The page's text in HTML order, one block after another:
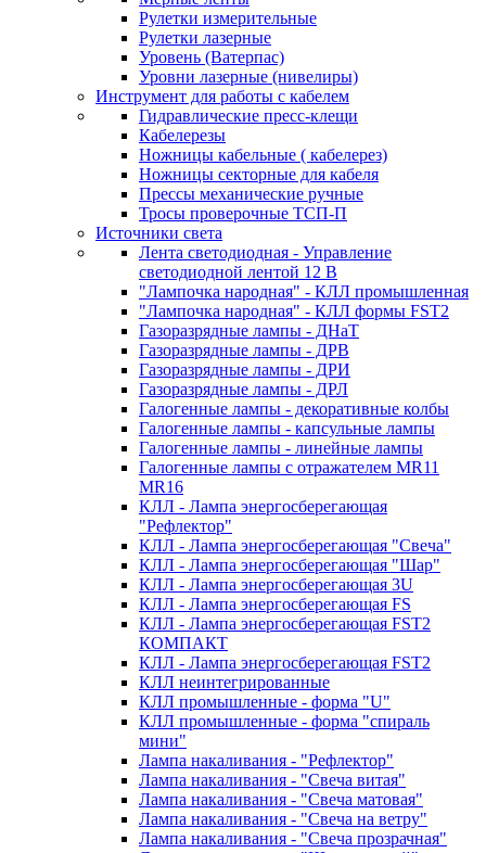
Рулетки измерительные
Рулетки лазерные
Уровень (Ватерпас)
Уровни лазерные (нивелиры)
Инструмент для работы с кабелем
Гидравлические пресс-клещи
Кабелерезы
Ножницы кабельные ( кабелерез)
Ножницы секторные для кабеля
Прессы механические ручные
Тросы проверочные ТСП-П
Источники света
Лента светодиодная - Управление
светодиодной лентой 12 В
"Лампочка народная" - КЛЛ промышленная
"Лампочка народная" - КЛЛ формы FST2
Газоразрядные лампы - ДНаТ
Газоразрядные лампы - ДРВ
Газоразрядные лампы - ДРИ
Газоразрядные лампы - ДРЛ
Галогенные лампы - декоративные колбы
Галогенные лампы - капсульные лампы
Галогенные лампы - линейные лампы
Галогенные лампы с отражателем MR11
MR16
КЛЛ - Лампа энергосберегающая
"Рефлектор"
КЛЛ - Лампа энергосберегающая "Свеча"
КЛЛ - Лампа энергосберегающая "Шар"
КЛЛ - Лампа энергосберегающая 3U
КЛЛ - Лампа энергосберегающая FS
КЛЛ - Лампа энергосберегающая FST2
КОМПАКТ
КЛЛ - Лампа энергосберегающая FSТ2
КЛЛ неинтегрированные
КЛЛ промышленные - форма "U"
КЛЛ промышленные - форма "спираль
мини"
Лампа накаливания - "Рефлектор"
Лампа накаливания - "Свеча витая"
Лампа накаливания - "Свеча матовая"
Лампа накаливания - "Свеча на ветру"
Лампа накаливания - "Свеча прозрачная"